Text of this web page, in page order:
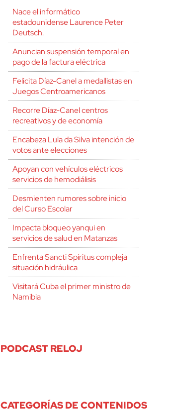
Nace el informático
estadounidense Laurence Peter
Deutsch.
Anuncian suspensión temporal en
pago de la factura eléctrica
Felicita Díaz-Canel a medallistas en
Juegos Centroamericanos
Recorre Díaz-Canel centros
recreativos y de economía
Encabeza Lula da Silva intención de
votos ante elecciones
Apoyan con vehículos eléctricos
servicios de hemodiálisis
Desmienten rumores sobre inicio
del Curso Escolar
Impacta bloqueo yanqui en
servicios de salud en Matanzas
Enfrenta Sancti Spíritus compleja
situación hidráulica
Visitará Cuba el primer ministro de
Namibia
PODCAST RELOJ
CATEGORÍAS DE CONTENIDOS